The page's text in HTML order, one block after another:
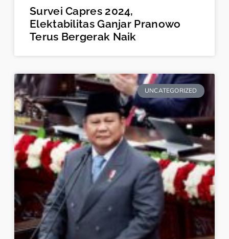
Survei Capres 2024,
Elektabilitas Ganjar Pranowo
Terus Bergerak Naik
UNCATEGORIZED